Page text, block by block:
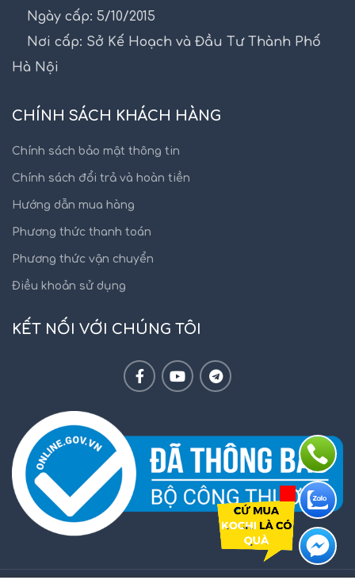
Ngày cấp: 5/10/2015
Nơi cấp: Sở Kế Hoạch và Đầu Tư Thành Phố
Hà Nội
CHÍNH SÁCH KHÁCH HÀNG
Chính sách bảo mật thông tin
Chính sách đổi trả và hoàn tiền
Hướng dẫn mua hàng
Phương thức thanh toán
Phương thức vận chuyển
Điều khoản sử dụng
KẾT NỐI VỚI CHÚNG TÔI